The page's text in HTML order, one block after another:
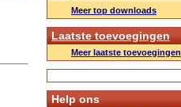
Meer top downloads
Laatste toevoegingen
Meer laatste toevoegingen
Help ons